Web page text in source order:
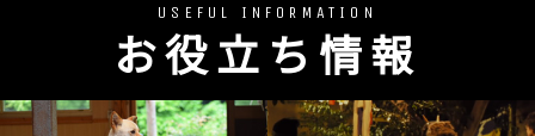
USEFUL INFORMATION
お役立ち情報